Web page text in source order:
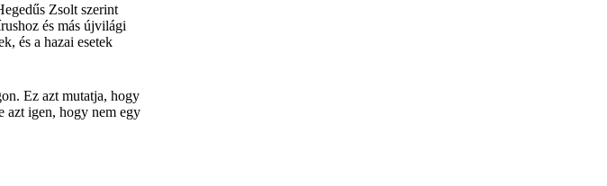
Zsolt szerint
és más újvilági
és a hazai esetek
Ez azt mutatja, hogy
azt igen, hogy nem egy